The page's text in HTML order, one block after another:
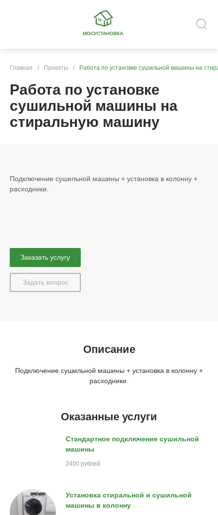
МОСУСТАНОВКА
Главная / Проекты / Работа по установке сушильной машины на
Работа по установке
сушильной машины на
стиральную машину
Подключение сушильной машины + установка в колонну +
расходники.
Заказать услугу
Задать вопрос
Описание
Подключение сушильной машины + установка в колонну +
расходники.
Оказанные услуги
Стандартное подключение сушильной
машины
2400 рублей
Установка стиральной и сушильной
машины в колонну